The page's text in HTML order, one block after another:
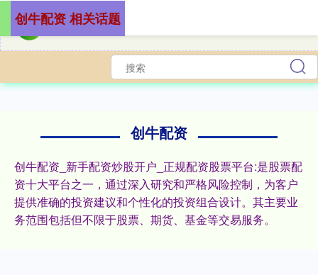
创牛配资
创牛配资_新手配资炒股开户_正规配资股票平台:是股票配
资十大平台之一，通过深入研究和严格风险控制，为客户
提供准确的投资建议和个性化的投资组合设计。其主要业
务范围包括但不限于股票、期货、基金等交易服务。
创牛配资 相关话题